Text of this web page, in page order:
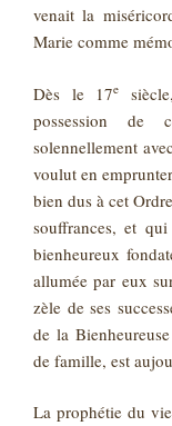
venait la
Marie comme
Dès le 17e
possession de
solennellement
voulut en
bien dus à cet
souffrances, et
bienheureux
allumée par eux
zèle de ses
de la
de famille, est
La prophétie du